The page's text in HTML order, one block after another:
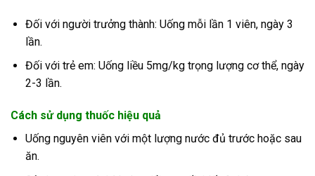
Đối với người trưởng thành: Uống mỗi lần 1 viên, ngày 3
lần.
Đối với trẻ em: Uống liều 5mg/kg trọng lượng cơ thể, ngày
2-3 lần.
Cách sử dụng thuốc hiệu quả
Uống nguyên viên với một lượng nước đủ trước hoặc sau
ăn.